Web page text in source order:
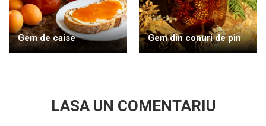
Gem de caise Gem din conuri de pin
LASA UN COMENTARIU